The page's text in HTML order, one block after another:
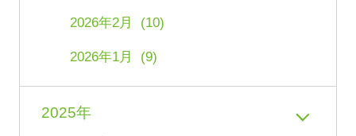
2026年2月 (10)
2026年1月 (9)
2025年